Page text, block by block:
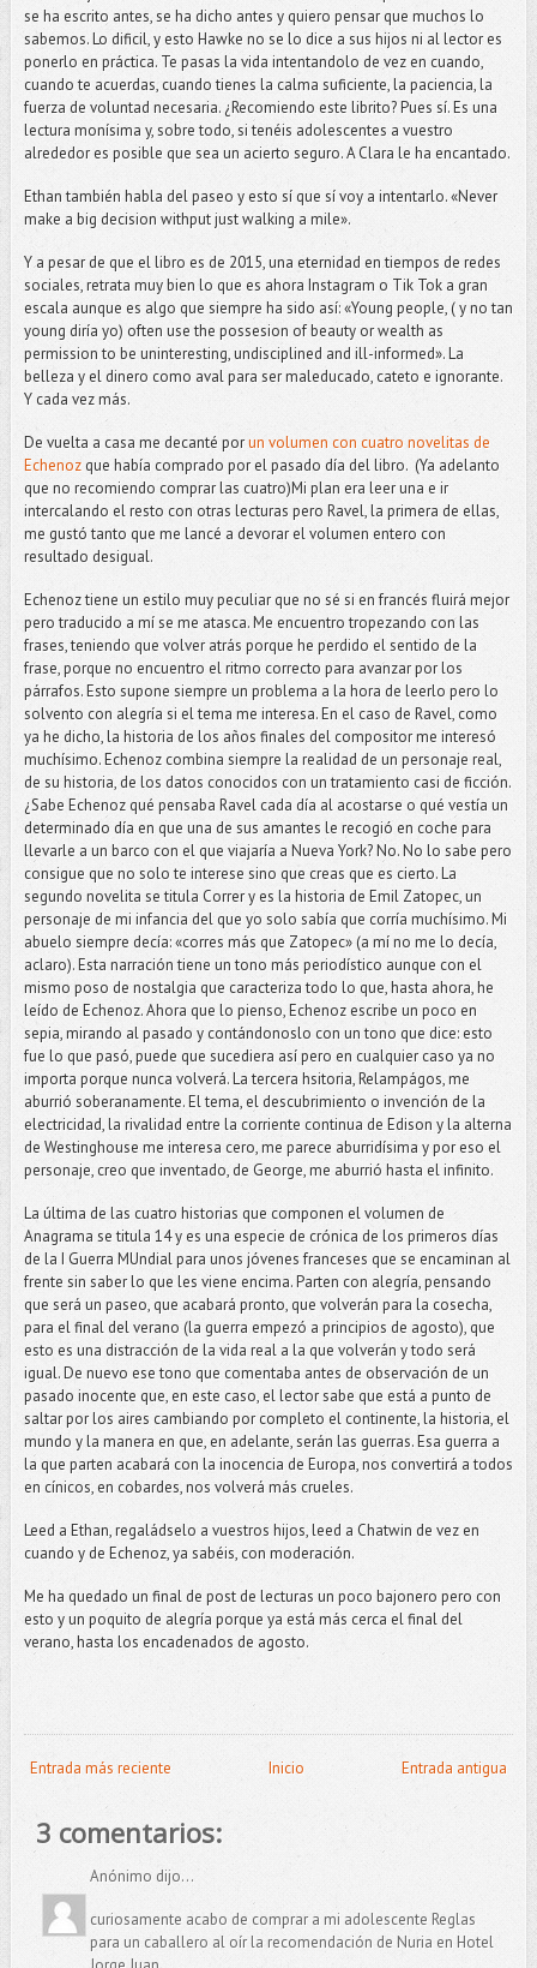
se ha escrito antes, se ha dicho antes y quiero pensar que muchos lo
sabemos. Lo dificil, y esto Hawke no se lo dice a sus hijos ni al lector es
ponerlo en práctica. Te pasas la vida intentandolo de vez en cuando,
cuando te acuerdas, cuando tienes la calma suficiente, la paciencia, la
fuerza de voluntad necesaria. ¿Recomiendo este librito? Pues sí. Es una
lectura monísima y, sobre todo, si tenéis adolescentes a vuestro
alrededor es posible que sea un acierto seguro. A Clara le ha encantado.
Ethan también habla del paseo y esto sí que sí voy a intentarlo. «Never
make a big decision withput just walking a mile».
Y a pesar de que el libro es de 2015, una eternidad en tiempos de redes
sociales, retrata muy bien lo que es ahora Instagram o Tik Tok a gran
escala aunque es algo que siempre ha sido así: «Young people, ( y no tan
young diría yo) often use the possesion of beauty or wealth as
permission to be uninteresting, undisciplined and ill-informed». La
belleza y el dinero como aval para ser maleducado, cateto e ignorante.
Y cada vez más.
De vuelta a casa me decanté porun volumen con cuatro novelitas de
Echenoz que había comprado por el pasado día del libro. (Ya adelanto
que no recomiendo comprar las cuatro)Mi plan era leer una e ir
intercalando el resto con otras lecturas pero Ravel, la primera de ellas,
me gustó tanto que me lancé a devorar el volumen entero con
resultado desigual.
Echenoz tiene un estilo muy peculiar que no sé si en francés fluirá mejor
pero traducido a mí se me atasca. Me encuentro tropezando con las
frases, teniendo que volver atrás porque he perdido el sentido de la
frase, porque no encuentro el ritmo correcto para avanzar por los
párrafos. Esto supone siempre un problema a la hora de leerlo pero lo
solvento con alegría si el tema me interesa. En el caso de Ravel, como
ya he dicho, la historia de los años finales del compositor me interesó
muchísimo. Echenoz combina siempre la realidad de un personaje real,
de su historia, de los datos conocidos con un tratamiento casi de ficción.
¿Sabe Echenoz qué pensaba Ravel cada día al acostarse o qué vestía un
determinado día en que una de sus amantes le recogió en coche para
llevarle a un barco con el que viajaría a Nueva York? No. No lo sabe pero
consigue que no solo te interese sino que creas que es cierto. La
segundo novelita se titula Correr y es la historia de Emil Zatopec, un
personaje de mi infancia del que yo solo sabía que corría muchísimo. Mi
abuelo siempre decía: «corres más que Zatopec» (a mí no me lo decía,
aclaro). Esta narración tiene un tono más periodístico aunque con el
mismo poso de nostalgia que caracteriza todo lo que, hasta ahora, he
leído de Echenoz. Ahora que lo pienso, Echenoz escribe un poco en
sepia, mirando al pasado y contándonoslo con un tono que dice: esto
fue lo que pasó, puede que sucediera así pero en cualquier caso ya no
importa porque nunca volverá. La tercera hsitoria, Relampágos, me
aburrió soberanamente. El tema, el descubrimiento o invención de la
electricidad, la rivalidad entre la corriente continua de Edison y la alterna
de Westinghouse me interesa cero, me parece aburridísima y por eso el
personaje, creo que inventado, de George, me aburrió hasta el infinito.
La última de las cuatro historias que componen el volumen de
Anagrama se titula 14 y es una especie de crónica de los primeros días
de la I Guerra MUndial para unos jóvenes franceses que se encaminan al
frente sin saber lo que les viene encima. Parten con alegría, pensando
que será un paseo, que acabará pronto, que volverán para la cosecha,
para el final del verano (la guerra empezó a principios de agosto), que
esto es una distracción de la vida real a la que volverán y todo será
igual. De nuevo ese tono que comentaba antes de observación de un
pasado inocente que, en este caso, el lector sabe que está a punto de
saltar por los aires cambiando por completo el continente, la historia, el
mundo y la manera en que, en adelante, serán las guerras. Esa guerra a
la que parten acabará con la inocencia de Europa, nos convertirá a todos
en cínicos, en cobardes, nos volverá más crueles.
Leed a Ethan, regaládselo a vuestros hijos, leed a Chatwin de vez en
cuando y de Echenoz, ya sabéis, con moderación.
Me ha quedado un final de post de lecturas un poco bajonero pero con
esto y un poquito de alegría porque ya está más cerca el final del
verano, hasta los encadenados de agosto.
Entrada más reciente Entrada antigua
Inicio
3 comentarios:
Anónimo dijo...
curiosamente acabo de comprar a mi adolescente Reglas
para un caballero al oír la recomendación de Nuria en Hotel